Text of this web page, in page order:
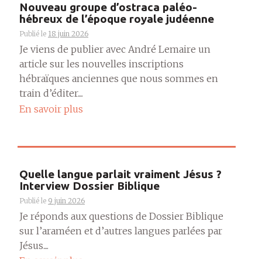
Nouveau groupe d’ostraca paléo-
hébreux de l’époque royale judéenne
Publié le 18 juin 2026
Je viens de publier avec André Lemaire un
article sur les nouvelles inscriptions
hébraïques anciennes que nous sommes en
train d’éditer....
En savoir plus
Quelle langue parlait vraiment Jésus ?
Interview Dossier Biblique
Publié le 9 juin 2026
Je réponds aux questions de Dossier Biblique
sur l’araméen et d’autres langues parlées par
Jésus....